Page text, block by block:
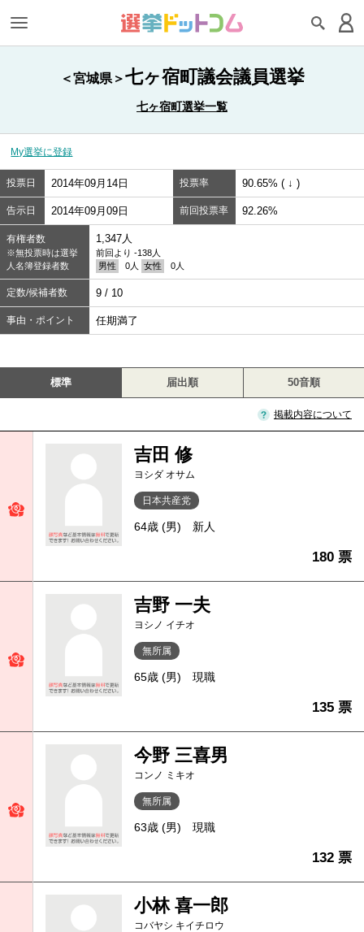
＜宮城県＞七ヶ宿町議会議員選挙
七ヶ宿町選挙一覧
My選挙に登録
投票日 2014年09月14日 投票率 90.65% ( ↓ )
告示日 2014年09月09日 前回投票率 92.26%
有権者数
※無投票時は選挙
人名簿登録者数
1,347人
前回より -138人
男性
0人 女性 0人
定数/候補者数 9 / 10
事由・ポイント 任期満了
標準 届出順 50音順
掲載内容について
吉田 修
ヨシダ オサム
日本共産党
64歳 (男) 新人
180 票
吉野 一夫
ヨシノ イチオ
無所属
65歳 (男) 現職
135 票
今野 三喜男
コンノ ミキオ
無所属
63歳 (男) 現職
132 票
小林 喜一郎
コバヤシ キイチロウ